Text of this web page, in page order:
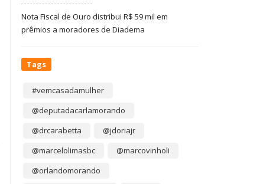
Nota Fiscal de Ouro distribui R$ 59 mil em
prêmios a moradores de Diadema
Tags
#vemcasadamulher
@deputadacarlamorando
@drcarabetta
@jdoriajr
@marcelolimasbc
@marcovinholi
@orlandomorando